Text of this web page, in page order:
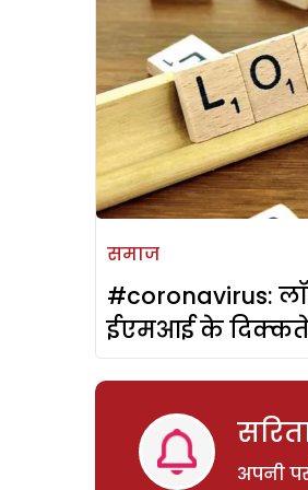
समाज
#coronavirus:
ईएमआई के
अपनी